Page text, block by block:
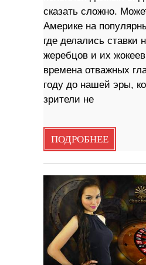
сказать сложно.
Америке на
где делались ставки
жеребцов и их
времена отважных
году до нашей эры,
зрители не
ПОДРОБНЕЕ